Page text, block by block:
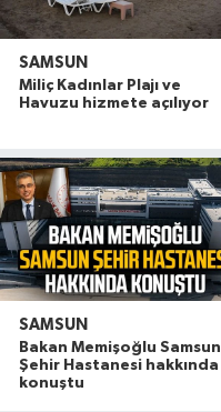
SAMSUN
Miliç Kadınlar Plajı ve
Havuzu hizmete açılıyor
SAMSUN
Bakan Memişoğlu Samsun
Şehir Hastanesi hakkında
konuştu